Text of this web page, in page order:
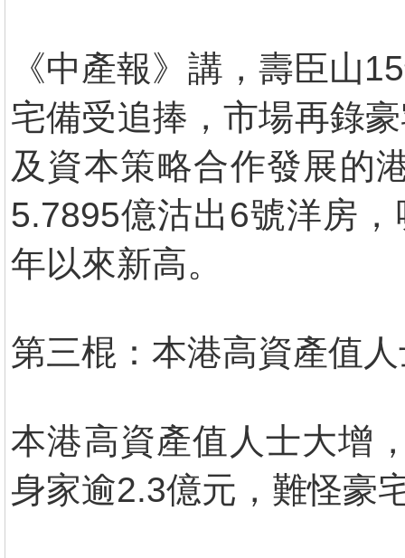
《中產報》講，壽臣山
宅備受追捧，市場再錄
及資本策略合作發展的
5.7895億沽出6號洋房
年以來新高。
第三棍：本港高資產值
本港高資產值人士大增
身家逾2.3億元，難怪豪